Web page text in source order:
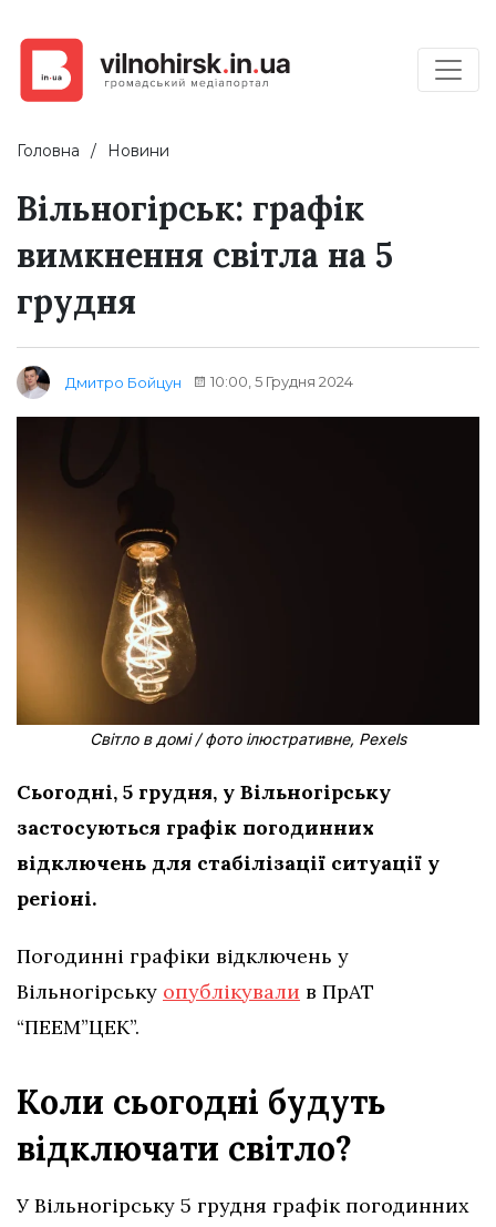
Головна Новини
Вільногірськ: графік
вимкнення світла на 5
грудня
Дмитро Бойцун 10:00, 5 Грудня 2024
Світло в домі / фото ілюстративне, Pexels
Сьогодні, 5 грудня, у Вільногірську
застосуються графік погодинних
відключень для стабілізації ситуації у
регіоні.
Погодинні графіки відключень у
Вільногірську опублікували в ПрАТ
“ПЕЕМ”ЦЕК”.
Коли сьогодні будуть
відключати світло?
У Вільногірську 5 грудня графік погодинних